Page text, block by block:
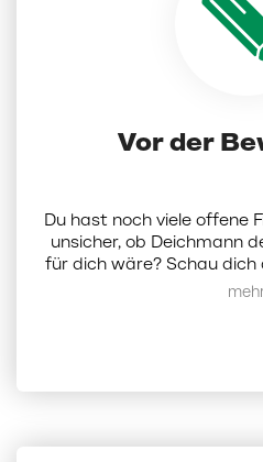
Vor der
Du hast noch viele offene
unsicher, ob Deichmann
für dich wäre? Schau